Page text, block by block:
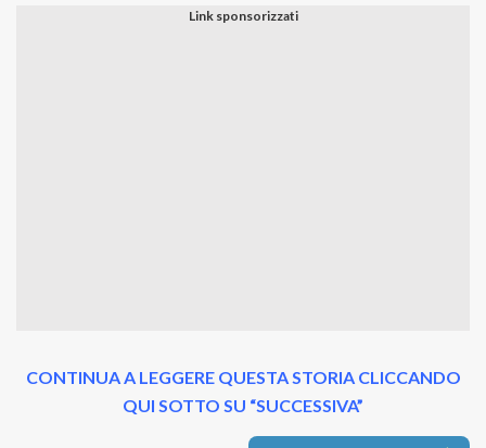
CONTINUA A LEGGERE QUESTA STORIA CLICCANDO
QUI SOTTO SU “SUCCESSIVA”